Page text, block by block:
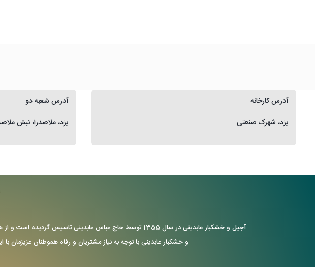
آدرس شعبه دو
یزد، ملاصدرا، نبش
آدرس کارخانه
یزد، شهرک صنعتی
آجیل و خشکبار عابدینی در سال 1355 توسط حاج عباس عابدینی
و خشکبار عابدینی با توجه به نیاز مشتریان و رفاه هموطنان عزیزمان